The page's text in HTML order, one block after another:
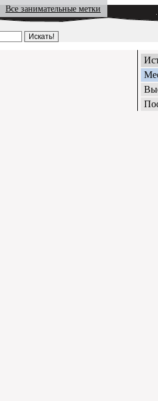
Все занимательные метки